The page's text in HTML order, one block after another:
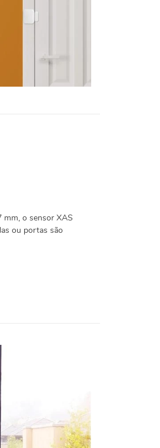
mm, o sensor XAS
ou portas são